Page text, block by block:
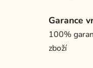
Garance
100%
zboží